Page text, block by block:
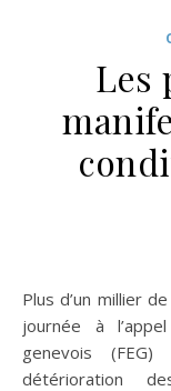
Les
Plus d’un millier de personnes ont répondu jeudi en fin de
journée à
genevois
détérioration